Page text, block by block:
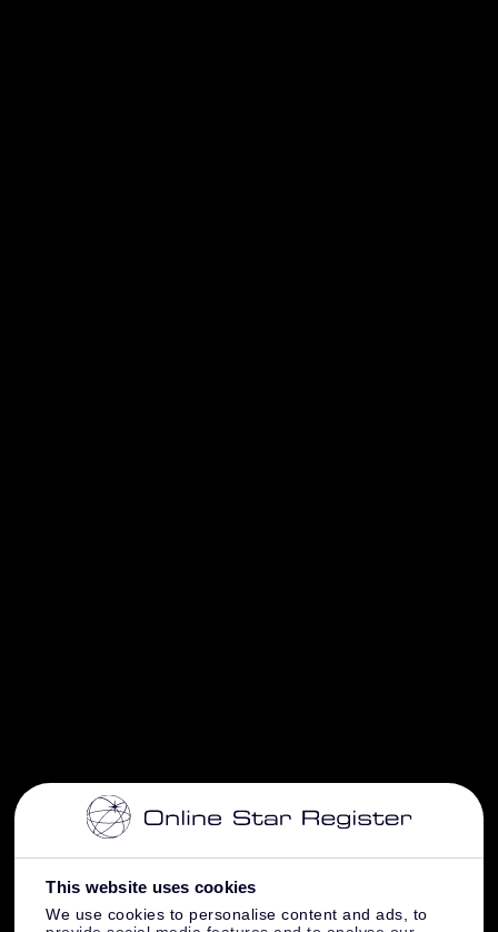
This website uses cookies
We use cookies to personalise content and ads, to